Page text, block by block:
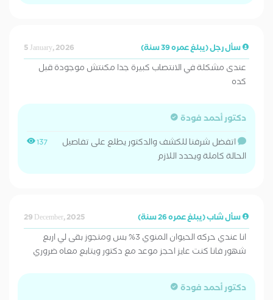
سأل رجل (يبلغ عمره 39 سنة) 5 January, 2026
عندى مشكلة في الانتصاب كبيرة جدا مكنتش موجودة قبل
كده
دكتور أحمد فودة
137
اتفضل شرفنا للكشف والدكتور يطلع على تفاصيل
الحالة كاملة ويحدد اللازم
سأل شاب (يبلغ عمره 26 سنة) 29 December, 2025
انا عندي حركه الحيوان المنوي 3% بس ومتجوز بقى لي اربع
شهور فانا كنت عايز احجز موعد مع دكتور ويتابع معاه ضروري
دكتور أحمد فودة